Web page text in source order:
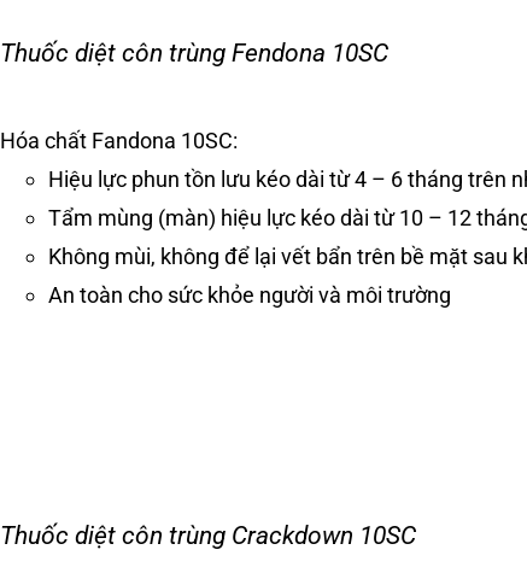
Thuốc diệt côn trùng Fendona 10SC
Hóa chất Fandona 10SC:
Hiệu lực phun tồn lưu kéo dài từ 4 – 6 tháng trên
Tẩm mùng (màn) hiệu lực kéo dài từ 10 – 12
Không mùi, không để lại vết bẩn trên bề mặt sau
An toàn cho sức khỏe người và môi trường
Thuốc diệt côn trùng Crackdown 10SC